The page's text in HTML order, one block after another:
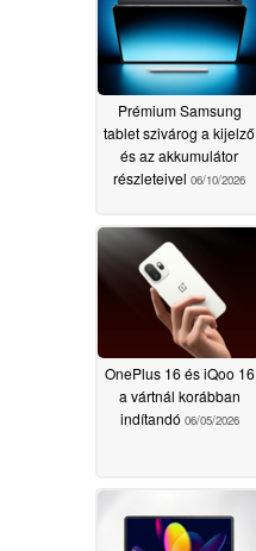
Prémium Samsung
tablet szivárog a kijelző
és az akkumulátor
részleteivel 06/10/2026
OnePlus 16 és iQoo 16
a vártnál korábban
indítandó 06/05/2026